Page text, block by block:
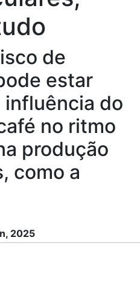
de
estar
influência do
no ritmo
produção
como a
2025